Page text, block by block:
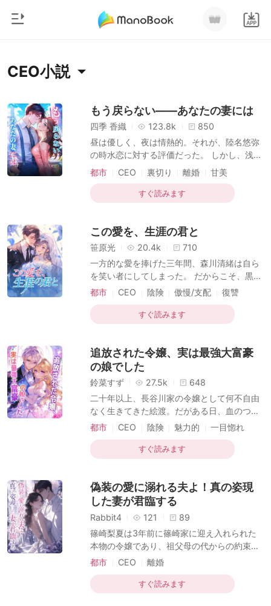
閲覧履歴
ログアウトします
ホームページ
都市
恋愛
人狼
月ランキング
短編傑作
CEO小説
もう戻らない――あなたの妻には
四季 香織 123.8k
850
昼は優しく、夜は情熱的。それが、陸名悠弥
の時水恋に対する評価だった。 しかし、浅井
静が余命半年だと告げると、陸名悠弥は時水
を安心させるためだ。半年後にまた復縁すれ
ばいい」 彼は時水恋がずっとその場で待って
いた。 涙は枯れ果て、時水恋の心も死んだ。
こうして偽りの離婚は、本当の別れとなっ
た。 子を堕ろし、人生を再出発させる。 時
水恋は去り、二度と振り返らなかった。 だ
が、陸名悠弥は――狂ってしまった。 ――後
に、噂が流れた。かつて傲岸不遜を極めたあ
の陸名家の御曹司が、血走った目でマイバッ
ハを飛ばし、狂ったように彼女
都市 CEO 裏切り 離婚 甘美
すぐ読みます
この愛を、生涯の君と
笹原光 20.4k
710
一方的な愛を捧げた三年間、森川清緒は自ら
を笑い者にしてしまった。 だからこそ、黒田
玄也に「仕事か離婚か」という二者択一を迫
んだのだ。彼女は決意した。かつての理性的
で、美貌と才気を兼ね備えた「森川医薬」の
黒田玄也は、一族郎党を引き連れて復縁を懇
願しに跪くこととなる。 しかし、森川清緒の
背後は規格外だった。実父は財界の覇者、実
母は森川家二十三代目の最高峰の医師、兄は
表と裏の世界に顔が利き妹を溺愛する腹黒社
長、そして弟は芸能界のドン。 そうそう……
もう一人。「芸能界で真面目にやらなければ
実家の千億の遺産を継がせる」と脅
都市 CEO 陰険 傲慢/支配
復讐
離婚
現代
すぐ読みます
追放された令嬢、実は最強大富豪
の娘でした
鈴菜すず 27.5k
648
二十年以上、長谷川家の令嬢として何不自由
なく生きてきた絵渡。だがある日、血のつな
がりはないと突きつけられ、本当の令嬢に陥
間に、街中の笑い者となった。 絵渡は背を向
けて農民の両親の家へ戻ったが、次の瞬間、
の本当の父親であり、城一の大富豪だった。
兄たちはそれぞれの世界で頂点を極めた天
才。 小柄な彼女を、家族は惜しみなく愛し守
の令嬢ではなかった。 伝説級ハッカーも、最
高峰のレシピ開発者も、舞踊界のカリスマも
――すべて彼女。 そして後日、出会
都市 CEO 陰険 魅力的
一目惚れ
現代
すぐ読みます
偽装の愛に溺れる夫よ！真の姿現
した妻が君臨する
Rabbit4 121
89
篠崎梨夏は3年前に篠崎家に迎え入れられた
本物の令嬢であり、祖父母の代からの約束に
従い、滝沢家の長男・滝沢正司と政略結婚し
けてきた男性だった。 結婚からの3年間、篠
崎梨夏は滝沢正司のために自身の才能を隠し
都市 CEO
離婚
複数のアイデンティティ
ドラマチック
世界観-都市
すぐ読みます